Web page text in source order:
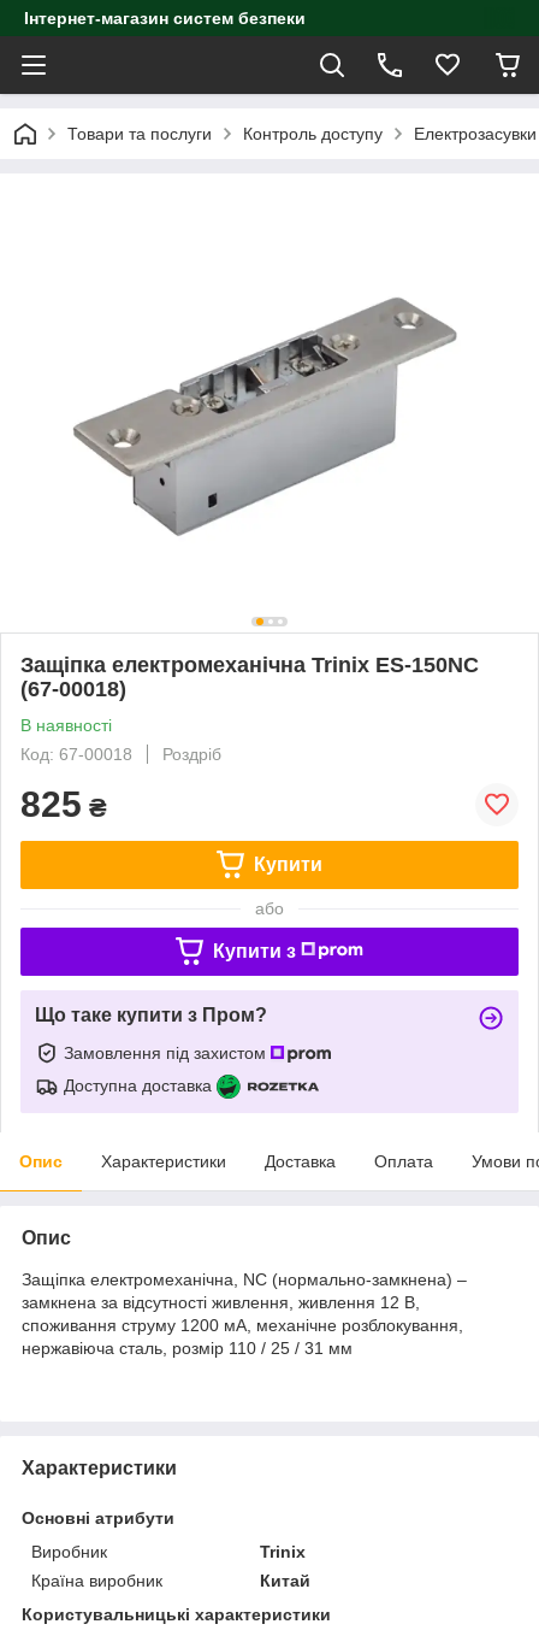
Інтернет-магазин систем безпеки
Товари та послуги Контроль доступу Електрозасувки
Защіпка електромеханічна Trinix ES-150NC
(67-00018)
В наявності
Код: 67-00018
Роздріб
825 ₴
Купити
або
Купити з
Що таке купити з Пром?
Замовлення під захистом
Доступна доставка
Опис Характеристики Доставка Оплата Умови
Опис
Защіпка електромеханічна, NC (нормально-замкнена) –
замкнена за відсутності живлення, живлення 12 В,
споживання струму 1200 мА, механічне розблокування,
нержавіюча сталь, розмір 110 / 25 / 31 мм
Характеристики
Основні атрибути
Виробник
Trinix
Країна виробник
Китай
Користувальницькі характеристики